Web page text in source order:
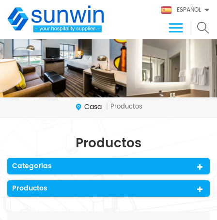
ESPAÑOL
Casa | Productos
Productos
Categorías
Productos